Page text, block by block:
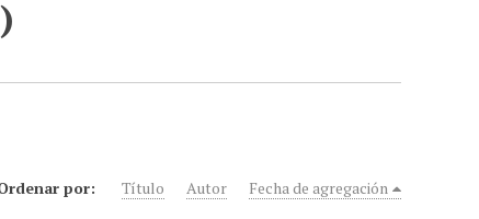
por: Título Autor Fecha de agregación